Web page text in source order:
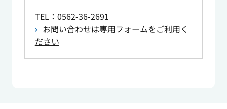
TEL：0562-36-2691
お問い合わせは専用フォームをご利用く
ださい